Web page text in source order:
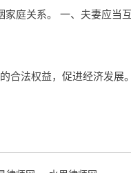
庭关系。 一、夫妻应当互
合法权益，促进经济发展。